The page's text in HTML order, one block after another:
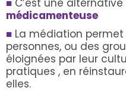
médicamenteuse
■ La médiation permet
personnes, ou des
éloignées par leur
pratiques , en
elles.